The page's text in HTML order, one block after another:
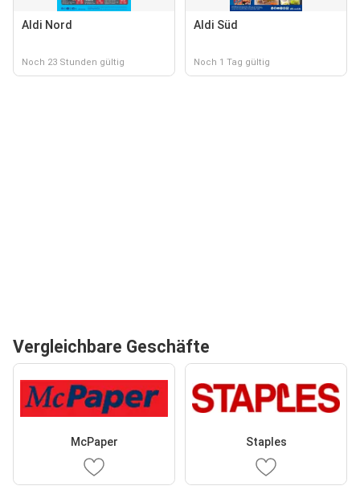
Aldi Nord
Noch 23 Stunden gültig
Aldi Süd
Noch 1 Tag gültig
Vergleichbare Geschäfte
McPaper Staples